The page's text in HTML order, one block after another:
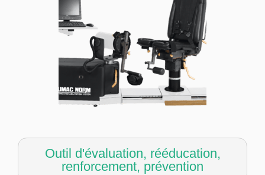
Outil d'évaluation, rééducation,
renforcement, prévention